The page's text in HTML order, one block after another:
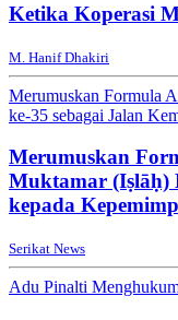
Ketika Koperasi
M. Hanif Dhakiri
Merumuskan Formula
ke-35 sebagai Jalan
Merumuskan
Muktamar (Iṣlāḥ)
kepada
Serikat News
Adu Pinalti